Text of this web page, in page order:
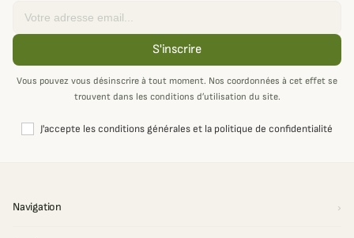
S'inscrire
Vous pouvez vous désinscrire à tout moment. Nos coordonnées à cet effet se
trouvent dans les conditions d’utilisation du site.
J'accepte les conditions générales et la politique de confidentialité
Navigation